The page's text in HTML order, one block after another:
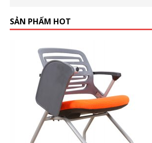
SẢN PHẨM HOT